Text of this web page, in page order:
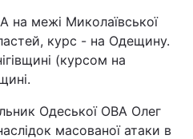
на межі Миколаївської
курс - на Одещину.
(курсом на
Одеської ОВА Олег
масованої атаки в